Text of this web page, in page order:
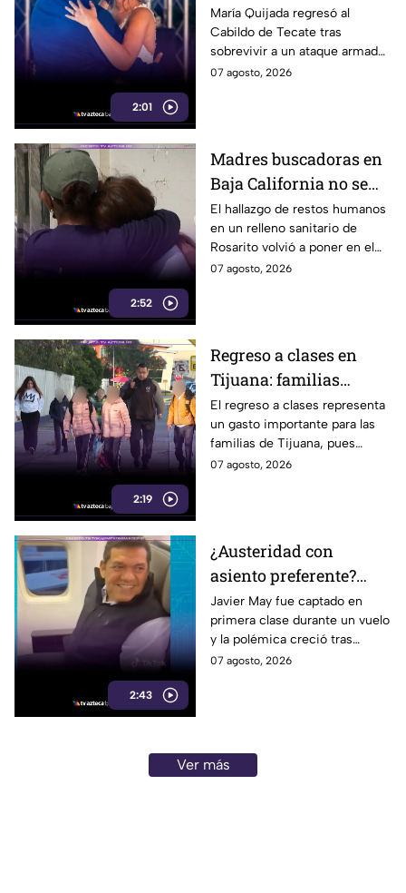
2:01
regidora de Tecate
vuelve al Cabildo tras
sobrevivir a un ataque
armado
María Quijada regresó al
Cabildo de Tecate tras
sobrevivir a un ataque armado
en el que murió su esposo y
07 agosto, 2026
2:52
Madres buscadoras en
Baja California no se
detienen: hallazgo de
restos humanos
reaviva la
preocupación
El hallazgo de restos humanos
en un relleno sanitario de
Rosarito volvió a poner en el
centro la labor de las madres
07 agosto, 2026
2:19
Regreso a clases en
Tijuana: familias
podrían gastar hasta 5
mil pesos en uniformes
y calzado
El regreso a clases representa
un gasto importante para las
familias de Tijuana, pues
uniformes y calzado pueden
07 agosto, 2026
2:43
¿Austeridad con
asiento preferente?
Captan a Javier May
sonriente en primera
clase y Morena le “jala
las orejas”
Javier May fue captado en
primera clase durante un vuelo
y la polémica creció tras
imágenes de un presunto reloj
07 agosto, 2026
Ver más